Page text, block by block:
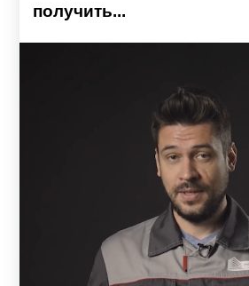
получить...